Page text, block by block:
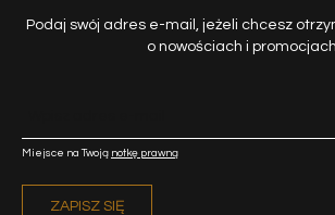
Podaj swój adres e-mail, jeżeli chcesz
o nowościach i promocjach.
ZAPISZ SIĘ
Miejsce na Twoją notkę prawną